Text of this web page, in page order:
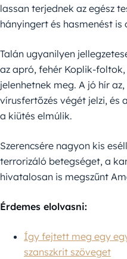
lassan terjednek az egész
hányingert és hasmenést is
Talán ugyanilyen
az apró, fehér Koplik-
jelenhetnek meg. A jó hír
vírusfertőzés végét jelzi,
a kiütés elmúlik.
Szerencsére nagyon kis
terrorizáló betegséget, a
hivatalosan is megszűnt
Érdemes elolvasni:
Így fejtett meg egy
szanszkrit szöveget